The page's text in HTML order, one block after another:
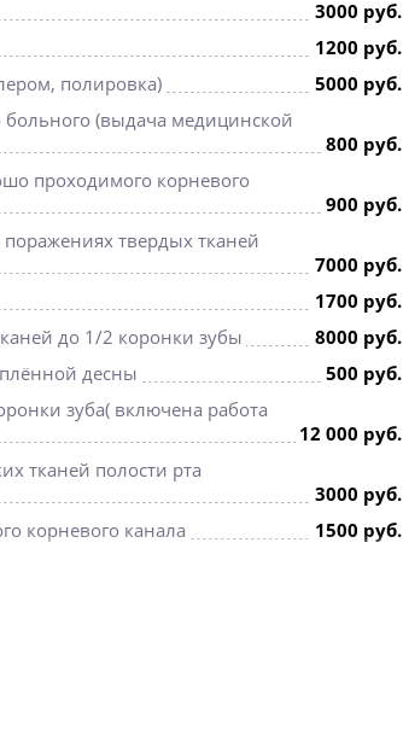
3000 руб.
1200 руб.
полировка)
5000 руб.
больного (выдача медицинской
800 руб.
проходимого корневого
900 руб.
твердых тканей
7000 руб.
1700 руб.
до 1/2 коронки зубы
8000 руб.
десны
500 руб.
зуба( включена работа
12 000 руб.
тканей полости рта
3000 руб.
корневого канала
1500 руб.